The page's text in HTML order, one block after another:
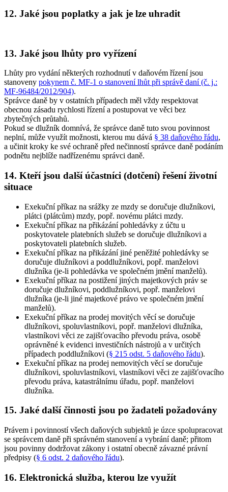
12. Jaké jsou poplatky a jak je lze uhradit
13. Jaké jsou lhůty pro vyřízení
Lhůty pro vydání některých rozhodnutí v daňovém řízení jsou
stanoveny pokynem č. MF-1 o stanovení lhůt při správě daní (č. j.:
MF-96484/2012/904).
Správce daně by v ostatních případech měl vždy respektovat
obecnou zásadu rychlosti řízení a postupovat ve věci bez
zbytečných průtahů.
Pokud se dlužník domnívá, že správce daně tuto svou povinnost
neplní, může využít možnosti, kterou mu dává § 38 daňového řádu,
a učinit kroky ke své ochraně před nečinností správce daně podáním
podnětu nejblíže nadřízenému správci daně.
14. Kteří jsou další účastníci (dotčení) řešení životní
situace
Exekuční příkaz na srážky ze mzdy se doručuje dlužníkovi,
plátci (plátcům) mzdy, popř. novému plátci mzdy.
Exekuční příkaz na přikázání pohledávky z účtu u
poskytovatele platebních služeb se doručuje dlužníkovi a
poskytovateli platebních služeb.
Exekuční příkaz na přikázání jiné peněžité pohledávky se
doručuje dlužníkovi a poddlužníkovi, popř. manželovi
dlužníka (je-li pohledávka ve společném jmění manželů).
Exekuční příkaz na postižení jiných majetkových práv se
doručuje dlužníkovi, poddlužníkovi, popř. manželovi
dlužníka (je-li jiné majetkové právo ve společném jmění
manželů).
Exekuční příkaz na prodej movitých věcí se doručuje
dlužníkovi, spoluvlastníkovi, popř. manželovi dlužníka,
vlastníkovi věci ze zajišťovacího převodu práva, osobě
oprávněné k evidenci investičních nástrojů a v určitých
případech poddlužníkovi (§ 215 odst. 5 daňového řádu).
Exekuční příkaz na prodej nemovitých věcí se doručuje
dlužníkovi, spoluvlastníkovi, vlastníkovi věci ze zajišťovacího
převodu práva, katastrálnímu úřadu, popř. manželovi
dlužníka.
15. Jaké další činnosti jsou po žadateli požadovány
Právem i povinností všech daňových subjektů je úzce spolupracovat
se správcem daně při správném stanovení a vybrání daně; přitom
jsou povinny dodržovat zákony i ostatní obecně závazné právní
předpisy (§ 6 odst. 2 daňového řádu).
16. Elektronická služba, kterou lze využít